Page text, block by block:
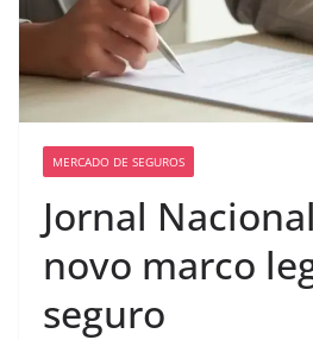
MERCADO DE SEGUROS
Jornal
novo marco
seguro